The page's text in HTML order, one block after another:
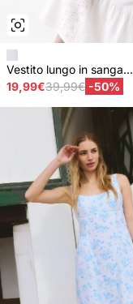
Vestito lungo in sanga...
19,99€39,99€ -50%